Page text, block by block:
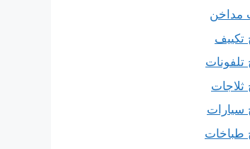
مداخن
تكييف
تلفونات
ثلاجات
سيارات
طباخات